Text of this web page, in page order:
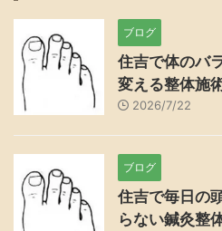
ブログ
住吉で体のバ
変える整体施
2026/7/22
ブログ
住吉で毎日の
らない鍼灸整